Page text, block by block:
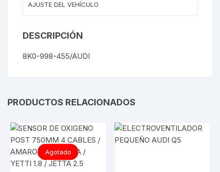
AJUSTE DEL VEHÍCULO
DESCRIPCIÓN
8K0-998-455/AUDI
PRODUCTOS RELACIONADOS
Agotado